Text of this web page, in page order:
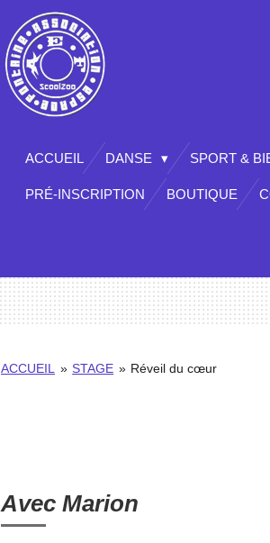
ACCUEIL DANSE SPORT &
PRÉ-INSCRIPTION BOUTIQUE
ACCUEIL » STAGE » Réveil du cœur
Avec Marion